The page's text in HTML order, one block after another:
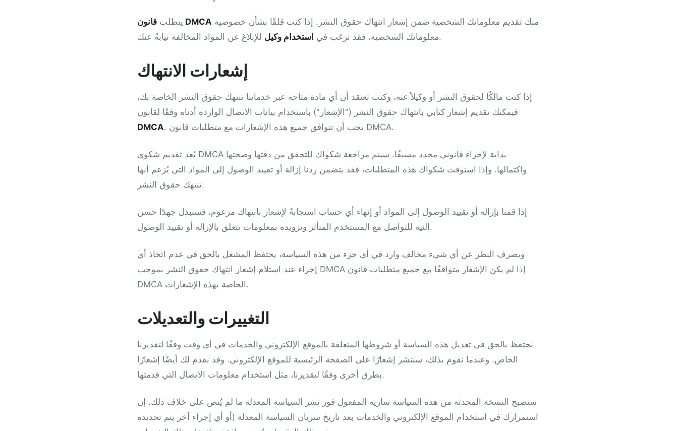
يتطلب قانون DMCA
معلوماتك الشخصية، فقد ترغب في استخدام وكيل للإبلاغ عن المواد المخالفة نيابةً عنك.
إشعارات الانتهاك
إذا كنت مالكًا لحقوق النشر أو وكيلاً عنه، وكنت تعتقد أن أي مادة متاحة عبر خدماتنا تنتهك حقوق النشر الخاصة بك،
فيمكنك تقديم إشعار كتابي بانتهاك حقوق النشر ("الإشعار") باستخدام بيانات الاتصال الواردة أدناه وفقًا لقانون
DMCA
. يجب أن تتوافق جميع هذه الإشعارات مع متطلبات قانون DMCA.
يُعد تقديم شكوى DMCA بداية لإجراء قانوني محدد مسبقًا. سيتم مراجعة شكواك للتحقق من دقتها وصحتها
واكتمالها. وإذا استوفت شكواك هذه المتطلبات، فقد يتضمن ردنا إزالة أو تقييد الوصول إلى المواد التي يُزعم أنها
تنتهك حقوق النشر.
إذا قمنا بإزالة أو تقييد الوصول إلى المواد أو إنهاء أي حساب استجابةً لإشعار بانتهاك مزعوم، فسنبذل جهدًا حسن
النية للتواصل مع المستخدم المتأثر وتزويده بمعلومات تتعلق بالإزالة أو تقييد الوصول.
وبصرف النظر عن أي شيء مخالف وارد في أي جزء من هذه السياسة، يحتفظ المشغل بالحق في عدم اتخاذ أي
إجراء عند استلام إشعار انتهاك حقوق النشر بموجب DMCA إذا لم يكن الإشعار متوافقًا مع جميع متطلبات قانون
DMCA الخاصة بهذه الإشعارات.
التغييرات والتعديلات
نحتفظ بالحق في تعديل هذه السياسة أو شروطها المتعلقة بالموقع الإلكتروني والخدمات في أي وقت وفقًا لتقديرنا
الخاص. وعندما نقوم بذلك، سننشر إشعارًا على الصفحة الرئيسية للموقع الإلكتروني. وقد نقدم لك أيضًا إشعارًا
بطرق أخرى وفقًا لتقديرنا، مثل استخدام معلومات الاتصال التي قدمتها.
ستصبح النسخة المحدثة من هذه السياسة سارية المفعول فور نشر السياسة المعدلة ما لم يُنص على خلاف ذلك. إن
استمرارك في استخدام الموقع الإلكتروني والخدمات بعد تاريخ سريان السياسة المعدلة (أو أي إجراء آخر يتم تحديده